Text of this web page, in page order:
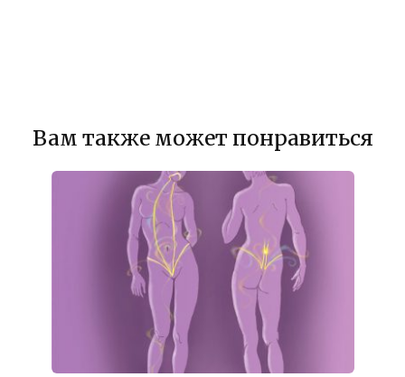
Вам также может понравиться